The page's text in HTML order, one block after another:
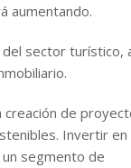
aumentando.
sector turístico,
de
Invertir en
segmento de